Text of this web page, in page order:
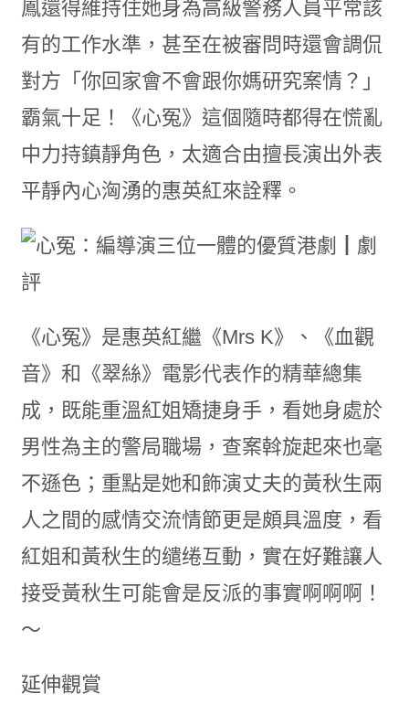
鳳還得維持住她身為高級警務人員平常該
有的工作水準，甚至在被審問時還會調侃
對方「你回家會不會跟你媽研究案情？」
霸氣十足！《心冤》這個隨時都得在慌亂
中力持鎮靜角色，太適合由擅長演出外表
平靜內心洶湧的惠英紅來詮釋。
《心冤》是惠英紅繼《MrsK》、《血觀
音》和《翠絲》電影代表作的精華總集
成，既能重溫紅姐矯捷身手，看她身處於
男性為主的警局職場，查案斡旋起來也毫
不遜色；重點是她和飾演丈夫的黃秋生兩
人之間的感情交流情節更是頗具溫度，看
紅姐和黃秋生的缱绻互動，實在好難讓人
接受黃秋生可能會是反派的事實啊啊啊！
～
延伸觀賞